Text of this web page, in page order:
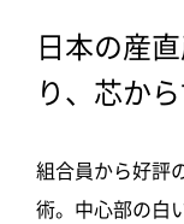
日本の産
り、芯か
組合員から好評
術。中心部の白